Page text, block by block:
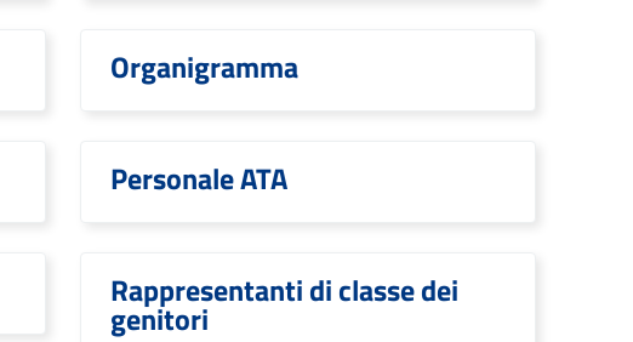
Organigramma
Personale ATA
Rappresentanti di classe dei
genitori